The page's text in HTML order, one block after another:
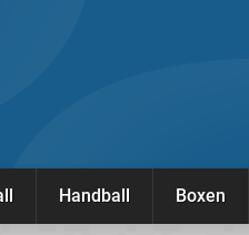
Handball Boxen